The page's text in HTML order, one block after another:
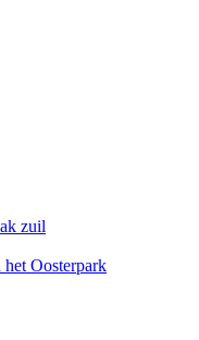
zuil
Oosterpark